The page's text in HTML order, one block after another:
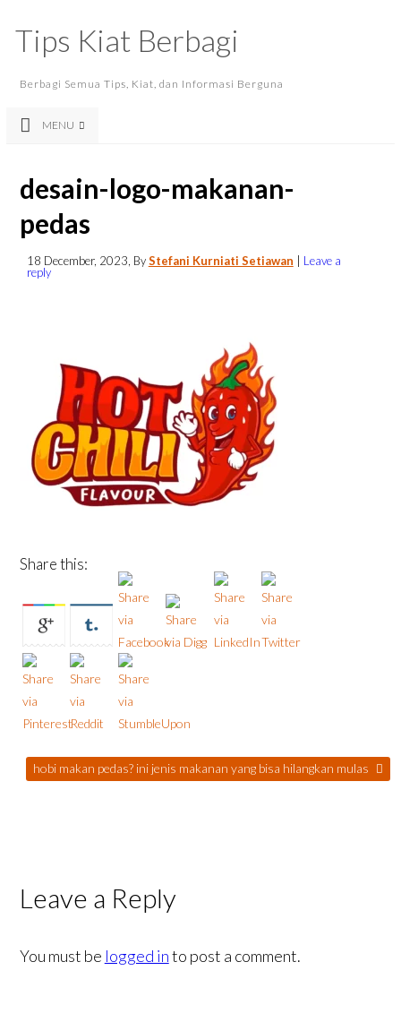
Tips Kiat Berbagi
Berbagi Semua Tips, Kiat, dan Informasi Berguna
MENU
desain-logo-makanan-
pedas
18 December, 2023 , ByStefani Kurniati Setiawan
Leave a
reply
Share this:
hobi makan pedas? ini jenis makanan yang bisa hilangkan mulas
Leave a Reply
You must be logged into post a comment.